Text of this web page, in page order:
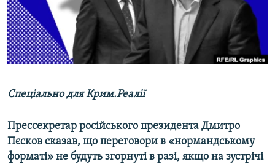
ВІДЕОУРОКИ «ELIFBE»
СВІДЧЕННЯ ОКУПАЦІЇ
УКРАЇНСЬКА ПРОБЛЕМА КРИМУ
Русский
Qırımtatar
Усі сайти RFE/RL
Спеціально для Крим.Реалії
Прессекретар російського президента Дмитро
Пєсков сказав, що переговори в «нормандському
форматі» не будуть згорнуті в разі, якщо на зустрічі